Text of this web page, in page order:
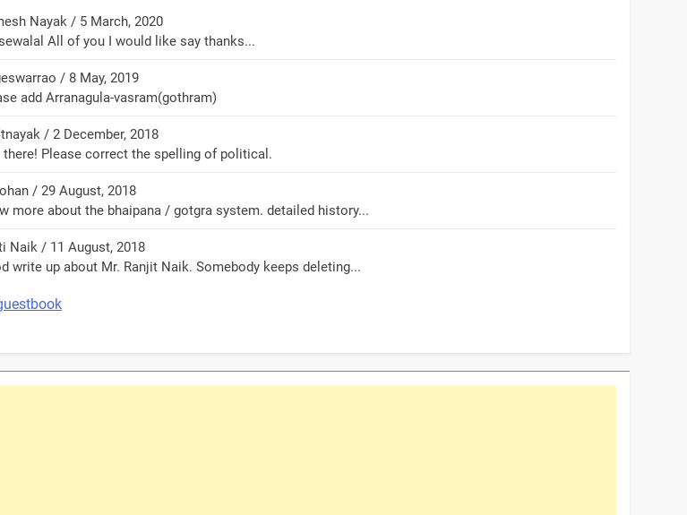
Nayak / 5 March, 2020
All of you I would like say thanks...
/ 8 May, 2019
add Arranagula-vasram(gothram)
/ 2 December, 2018
there! Please correct the spelling of political.
/ 29 August, 2018
more about the bhaipana / gotgra system. detailed history...
Naik / 11 August, 2018
write up about Mr. Ranjit Naik. Somebody keeps deleting...